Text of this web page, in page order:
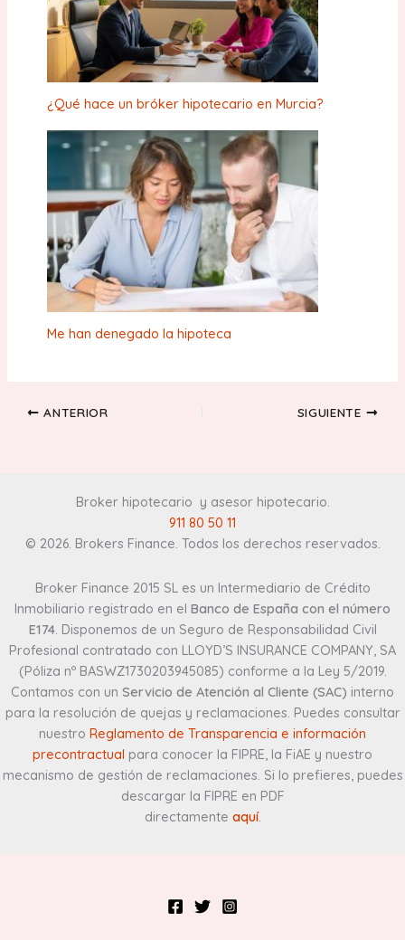
¿Qué hace un bróker hipotecario en Murcia?
Me han denegado la hipoteca
ANTERIOR SIGUIENTE
Broker hipotecario y asesor hipotecario.
911 80 50 11
© 2026. Brokers Finance. Todos los derechos reservados.
Broker Finance 2015 SL es un Intermediario de Crédito
Inmobiliario registrado en el Banco de España con el número
E174. Disponemos de un Seguro de Responsabilidad Civil
Profesional contratado con LLOYD’S INSURANCE COMPANY, SA
(Póliza nº BASWZ1730203945085) conforme a la Ley 5/2019.
Contamos con un Servicio de Atención al Cliente (SAC) interno
para la resolución de quejas y reclamaciones. Puedes consultar
nuestro Reglamento de Transparencia e información
precontractual para conocer la FIPRE, la FiAE y nuestro
mecanismo de gestión de reclamaciones. Si lo prefieres, puedes
descargar la FIPRE en PDF
directamente aquí.